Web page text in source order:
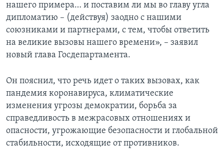
нашего примера… и поставим ли мы во главу угла
дипломатию – (действуя) заодно с нашими
союзниками и партнерами, с тем, чтобы ответить
на великие вызовы нашего времени», – заявил
новый глава Госдепартамента.
Он пояснил, что речь идет о таких вызовах, как
пандемия коронавируса, климатические
изменения угрозы демократии, борьба за
справедливость в межрасовых отношениях и
опасности, угрожающие безопасности и глобальной
стабильности, исходящие от противников.